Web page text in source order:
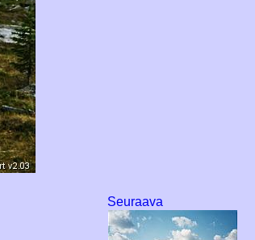
Seuraava